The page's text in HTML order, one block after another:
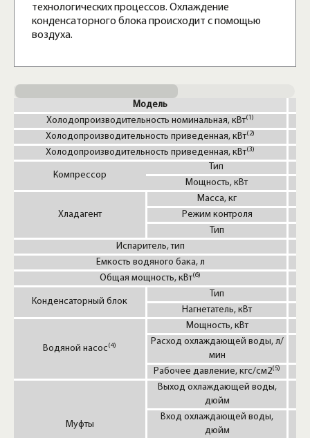
технологических процессов. Охлаждение
конденсаторного блока происходит с помощью
воздуха.
Модель
Холодопроизводительность номинальная, кВт(1)
Холодопроизводительность приведенная, кВт(2)
Холодопроизводительность приведенная, кВт(3)
Компрессор
Тип
Мощность, кВт
Хладагент
Масса, кг
Режим контроля
Тип
Испаритель, тип
Емкость водяного бака, л
Общая мощность, кВт(6)
Конденсаторный блок
Тип
Нагнетатель, кВт
Водяной насос(4)
Мощность, кВт
Расход охлаждающей воды, л/
мин
Рабочее давление, кгс/см2(5)
Муфты
Выход охлаждающей воды,
дюйм
Вход охлаждающей воды,
дюйм